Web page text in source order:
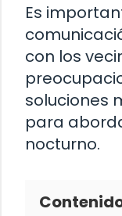
Es
con los
soluciones
para
nocturno.